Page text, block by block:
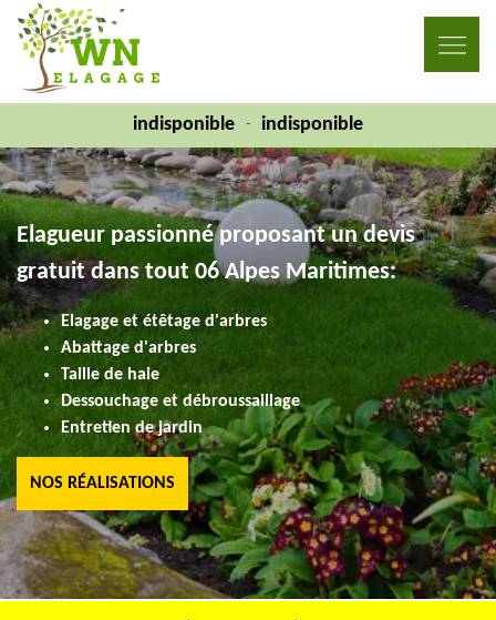
indisponible - indisponible
Elagueur passionné proposant un devis
gratuit dans tout 06 Alpes Maritimes:
Elagage et étêtage d'arbres
Abattage d'arbres
Taille de haie
Dessouchage et débroussaillage
Entretien de jardin
NOS RÉALISATIONS